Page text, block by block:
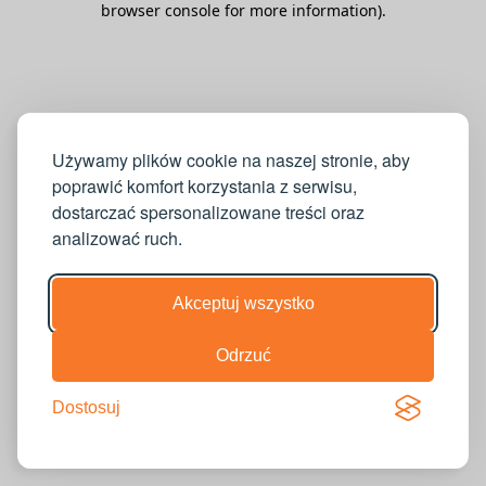
Używamy plików cookie na naszej stronie, aby
poprawić komfort korzystania z serwisu,
dostarczać spersonalizowane treści oraz
analizować ruch.
Akceptuj wszystko
Odrzuć
Dostosuj
browser console for more information).